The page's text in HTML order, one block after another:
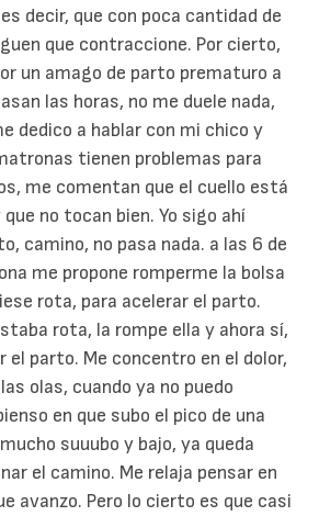
decir, que con poca cantidad de
que contraccione. Por cierto,
un amago de parto prematuro a
las horas, no me duele nada,
dedico a hablar con mi chico y
tienen problemas para
me comentan que el cuello está
no tocan bien. Yo sigo ahí
camino, no pasa nada. a las 6 de
me propone romperme la bolsa
rota, para acelerar el parto.
rota, la rompe ella y ahora sí,
el parto. Me concentro en el dolor,
olas, cuando ya no puedo
en que subo el pico de una
suuubo y bajo, ya queda
el camino. Me relaja pensar en
avanzo. Pero lo cierto es que casi